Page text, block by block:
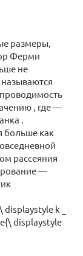
размеры,
Ферми
не
, где —
.
больше как
рассеяния
—
k _
displaystyle